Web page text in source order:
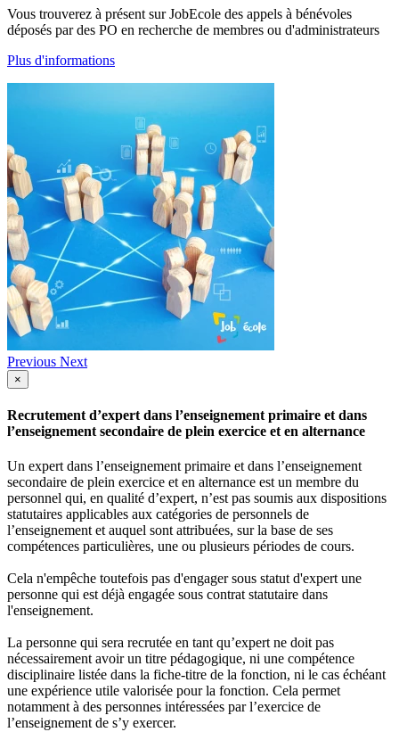
Vous trouverez à présent sur JobEcole des appels à bénévoles
déposés par des PO en recherche de membres ou d'administrateurs
Plus d'informations
Previous Next
×
Recrutement d’expert dans l’enseignement primaire et dans
l’enseignement secondaire de plein exercice et en alternance
Un expert dans l’enseignement primaire et dans l’enseignement
secondaire de plein exercice et en alternance est un membre du
personnel qui, en qualité d’expert, n’est pas soumis aux dispositions
statutaires applicables aux catégories de personnels de
l’enseignement et auquel sont attribuées, sur la base de ses
compétences particulières, une ou plusieurs périodes de cours.
Cela n'empêche toutefois pas d'engager sous statut d'expert une
personne qui est déjà engagée sous contrat statutaire dans
l'enseignement.
La personne qui sera recrutée en tant qu’expert ne doit pas
nécessairement avoir un titre pédagogique, ni une compétence
disciplinaire listée dans la fiche-titre de la fonction, ni le cas échéant
une expérience utile valorisée pour la fonction. Cela permet
notamment à des personnes intéressées par l’exercice de
l’enseignement de s’y exercer.